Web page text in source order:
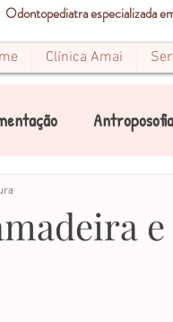
Odontopediatra especializada
Clínica Amai
Antroposofia